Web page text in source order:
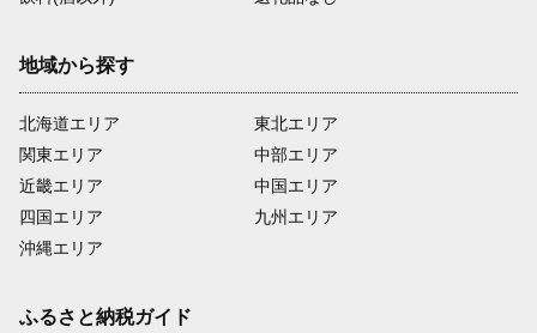
地域から探す
北海道エリア
関東エリア
近畿エリア
四国エリア
沖縄エリア
東北エリア
中部エリア
中国エリア
九州エリア
ふるさと納税ガイド